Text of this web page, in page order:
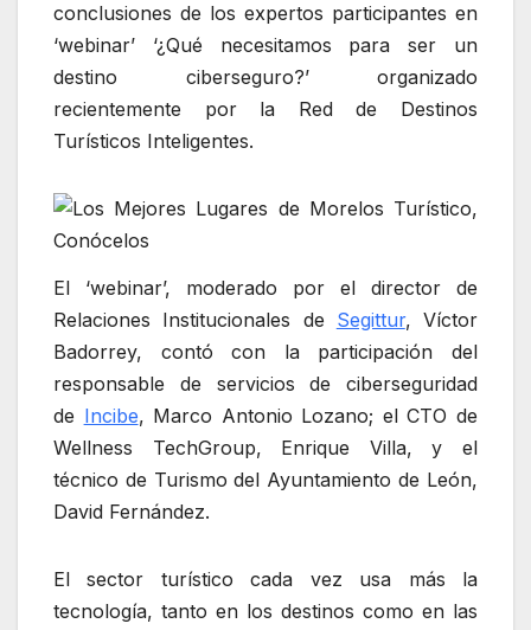
conclusiones de los expertos participantes en
‘webinar’ ‘¿Qué necesitamos para ser un
destino ciberseguro?’ organizado
recientemente por la Red de Destinos
Turísticos Inteligentes.
El ‘webinar’, moderado por el director de
Relaciones Institucionales de Segittur, Víctor
Badorrey, contó con la participación del
responsable de servicios de ciberseguridad
de Incibe, Marco Antonio Lozano; el CTO de
Wellness TechGroup, Enrique Villa, y el
técnico de Turismo del Ayuntamiento de León,
David Fernández.
El sector turístico cada vez usa más la
tecnología, tanto en los destinos como en las